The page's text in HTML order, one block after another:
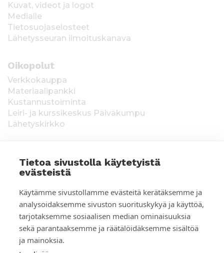
Tietoa sivustolla käytetyistä
evästeistä
Käytämme sivustollamme evästeitä kerätäksemme ja
analysoidaksemme sivuston suorituskykyä ja käyttöä,
tarjotaksemme sosiaalisen median ominaisuuksia
sekä parantaaksemme ja räätälöidäksemme sisältöä
ja mainoksia.
Kuvat, videot ja logot
Medialle
Tietosuojaselosteet
Lähetysseuran ilmoituskanava
Oikopolut
Verkkokauppa
Materiaalipankki
Kustannustoiminta
Leiri- ja kurssikeskus Päiväkumpu
Lähetyskirkko
voimassa toistaiseksi 1.1.2021 alkaen, myönnetty
1.12.2020, Poliisihallitus. Ahvenanmaa ÅLR
2025/5437, voimassa 1.1.–31.12.2026, myönnetty
28.8.2025 Ahvenanmaan maakuntahallitus. Kerätyt
varat käytetään Suomen Lähetysseuran
ulkomaantyöhön. Lahjoittajan tiedot tallennetaan